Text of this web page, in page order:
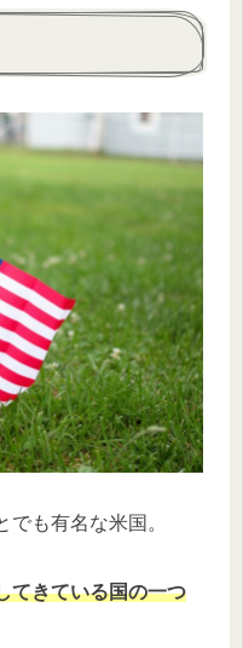
も有名な米国。
てきている国の一つ